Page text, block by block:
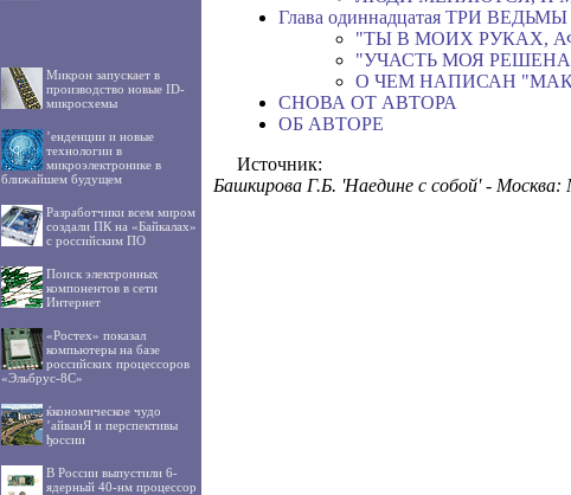
Микрон запускает в
производство новые ID-
микросхемы
’енденции и новые
технологии в
микроэлектронике в
ближайшем будущем
Разработчики всем миром
создали ПК на «Байкалах»
с российским ПО
Поиск электронных
компонентов в сети
Интернет
«Ростех» показал
компьютеры на базе
российских процессоров
«Эльбрус-8С»
ќкономическое чудо
’айванЯ и перспективы
ђоссии
В России выпустили 6-
ядерный 40-нм процессор
Глава одиннадцатая ТРИ ВЕДЬМЫ
"ТЫ В МОИХ РУКАХ,
"УЧАСТЬ МОЯ
О ЧЕМ НАПИСАН
СНОВА ОТ АВТОРА
ОБ АВТОРЕ
Источник:
Башкирова Г.Б. 'Наедине с собой' - Москва: